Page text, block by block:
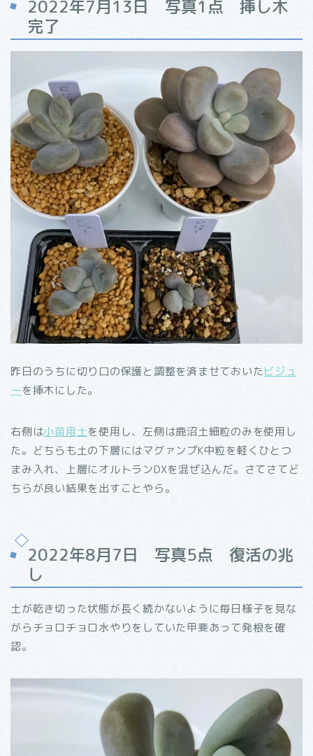
2022年7月13日 写真1点 挿し木
完了
昨日のうちに切り口の保護と調整を済ませておいたビジュ
ーを挿木にした。
右側は小苗用土を使用し、左側は鹿沼土細粒のみを使用し
た。どちらも土の下層にはマグァンプK中粒を軽くひとつ
まみ入れ、上層にオルトランDXを混ぜ込んだ。さてさてど
ちらが良い結果を出すことやら。
2022年8月7日 写真5点 復活の兆
し
土が乾き切った状態が長く続かないように毎日様子を見な
がらチョロチョロ水やりをしていた甲斐あって発根を確
認。